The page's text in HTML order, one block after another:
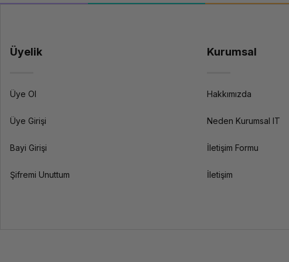
Üyelik
Üye Ol
Üye Girişi
Bayi Girişi
Şifremi Unuttum
Kurumsal
Hakkımızda
Neden Kurumsal IT
İletişim Formu
İletişim